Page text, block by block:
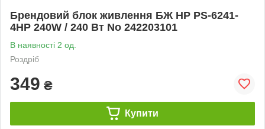
Брендовий блок живлення БЖ HP PS-6241-
4HP 240W / 240 Вт No 242203101
В наявності 2 од.
Роздріб
349 ₴
Купити